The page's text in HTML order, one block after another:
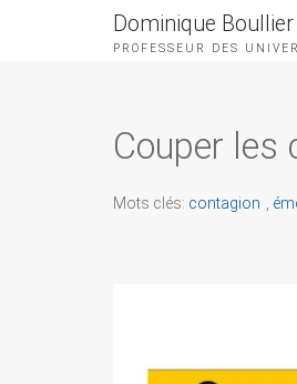
Dominique Boullier
PROFESSEUR DES
Couper les
Mots clés: contagion